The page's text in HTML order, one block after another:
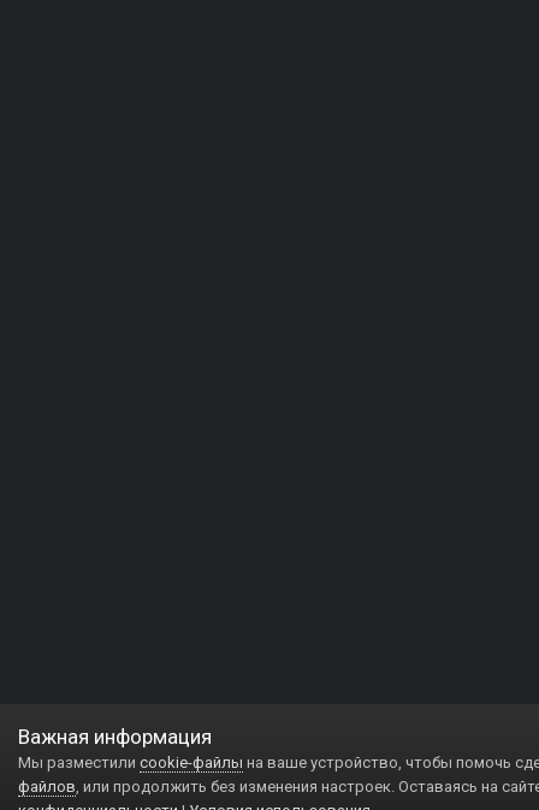
Важная информация
Мы разместили cookie-файлы на ваше устройство, чтобы помочь
файлов, или продолжить без изменения настроек. Оставаясь на